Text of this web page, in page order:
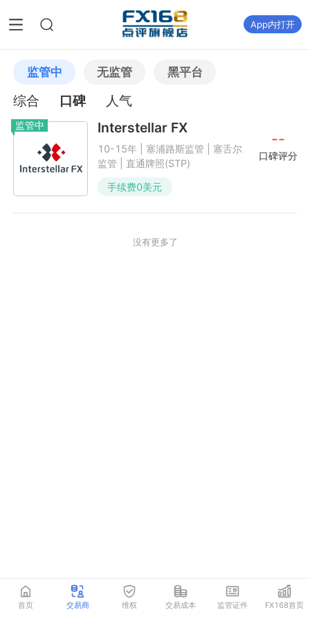
App内打开
监管中 无监管 黑平台
综合 口碑 人气
监管中 Interstellar FX
10-15年 | 塞浦路斯监管 | 塞舌尔
监管 | 直通牌照(STP)
--
口碑评分
手续费0美元
没有更多了
首页 交易商 维权 交易成本 监管证件 FX168首页